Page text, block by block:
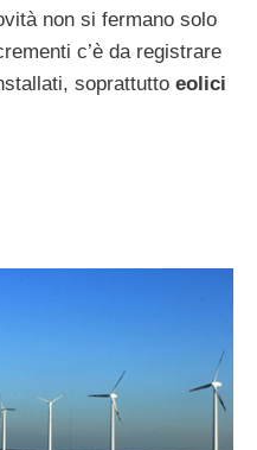
non si fermano solo
c’è da registrare
soprattutto eolici